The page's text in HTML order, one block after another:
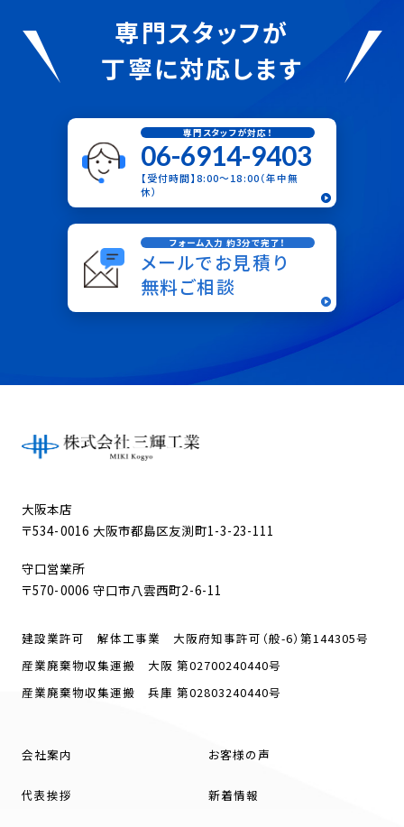
専門スタッフが
丁寧に対応します
専門スタッフが対応！
06-6914-9403
【受付時間】8:00〜18:00（年中無
休）
フォーム入力 約3分で完了！
メールでお見積り
無料ご相談
大阪本店
〒534-0016 大阪市都島区友渕町1-3-23-111
守口営業所
〒570-0006 守口市八雲西町2-6-11
建設業許可 解体工事業 大阪府知事許可（般-6）第144305号
産業廃棄物収集運搬 大阪 第02700240440号
産業廃棄物収集運搬 兵庫 第02803240440号
会社案内
代表挨拶
お客様の声
新着情報